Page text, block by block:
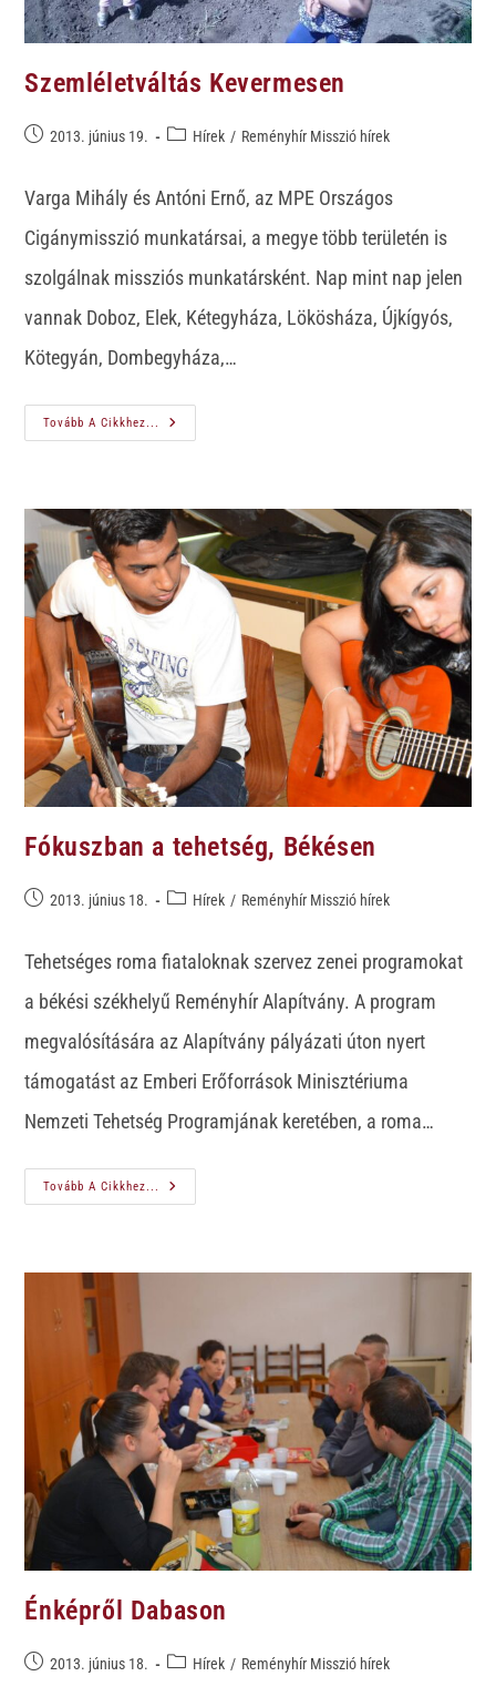
Szemléletváltás Kevermesen
2013. június 19. Hírek / Reményhír Misszió hírek
Varga Mihály és Antóni Ernő, az MPE Országos
Cigánymisszió munkatársai, a megye több területén is
szolgálnak missziós munkatársként. Nap mint nap jelen
vannak Doboz, Elek, Kétegyháza, Lökösháza, Újkígyós,
Kötegyán, Dombegyháza,…
Tovább A Cikkhez...
Fókuszban a tehetség, Békésen
2013. június 18. Hírek / Reményhír Misszió hírek
Tehetséges roma fiataloknak szervez zenei programokat
a békési székhelyű Reményhír Alapítvány. A program
megvalósítására az Alapítvány pályázati úton nyert
támogatást az Emberi Erőforrások Minisztériuma
Nemzeti Tehetség Programjának keretében, a roma…
Tovább A Cikkhez...
Énképről Dabason
2013. június 18. Hírek / Reményhír Misszió hírek